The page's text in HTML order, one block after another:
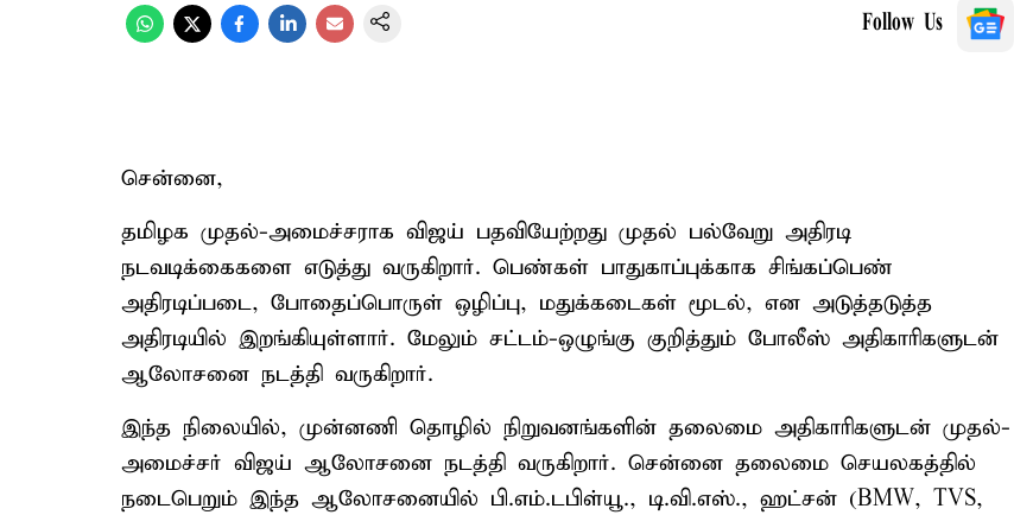
Follow Us
சென்னை,
தமிழக முதல்-அமைச்சராக விஜய் பதவியேற்றது முதல் பல்வேறு அதிரடி
நடவடிக்கைகளை எடுத்து வருகிறார். பெண்கள் பாதுகாப்புக்காக சிங்கப்பெண்
அதிரடிப்படை, போதைப்பொருள் ஒழிப்பு, மதுக்கடைகள் மூடல், என அடுத்தடுத்த
அதிரடியில் இறங்கியுள்ளார். மேலும் சட்டம்-ஒழுங்கு குறித்தும் போலீஸ் அதிகாரிகளுடன்
ஆலோசனை நடத்தி வருகிறார்.
இந்த நிலையில், முன்னணி தொழில் நிறுவனங்களின் தலைமை அதிகாரிகளுடன் முதல்-
அமைச்சர் விஜய் ஆலோசனை நடத்தி வருகிறார். சென்னை தலைமை செயலகத்தில்
நடைபெறும் இந்த ஆலோசனையில் பி.எம்.டபிள்யூ., டி.வி.எஸ்., ஹட்சன் (BMW, TVS,